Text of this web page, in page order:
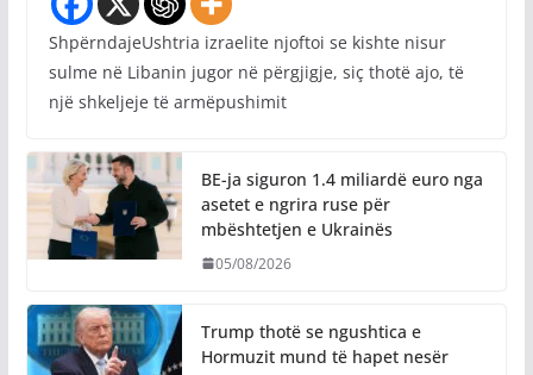
ShpërndajeUshtria izraelite njoftoi se kishte nisur
sulme në Libanin jugor në përgjigje, siç thotë ajo, të
një shkeljeje të armëpushimit
BE-ja siguron 1.4 miliardë euro nga
asetet e ngrira ruse për
mbështetjen e Ukrainës
05/08/2026
Trump thotë se ngushtica e
Hormuzit mund të hapet nesër